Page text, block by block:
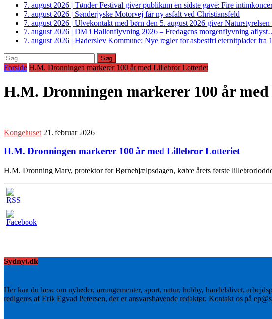
7. august 2026 | Tønder Festival giver publikum en sidste gave: Fire
7. august 2026 | Sønderjyske Motorvej får ny asfalt ved Christiansfeld
7. august 2026 | Ulvekontakt med børn den 5. august 2026 giver
7. august 2026 | DM i Ballonflyvning 2026 – Fredagens morgenflyvning
7. august 2026 | Haderslev Kommune: Nye regler for asbestfri eternitplader fra
Søg
efter:
Forside H.M. Dronningen markerer 100 år med Lillebror Lotteriet
H.M. Dronningen markerer 100 år
Kongehuset 21. februar 2026
H.M. Dronningen markerer 100 år med Lillebror Lotteriet
H.M. Dronning Mary, protektor for Børnehjælpsdagen, købte årets første
Sydnyt.dk
Her kan du læse om nyheder, arrangementer, sport, natur, hobby, handelslivet,
redigeres af Erik Egvad Petersen, der er ansvarshavende redaktør. Kontakt os på